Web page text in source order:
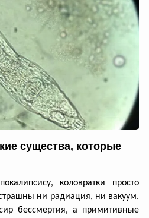
существа, которые
коловратки просто
ни радиация, ни вакуум.
бессмертия, а примитивные